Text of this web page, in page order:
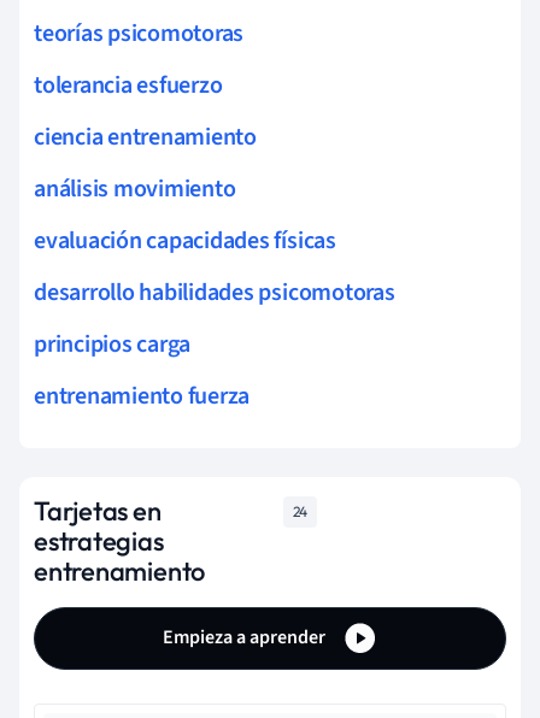
teorías psicomotoras
tolerancia esfuerzo
ciencia entrenamiento
análisis movimiento
evaluación capacidades físicas
desarrollo habilidades psicomotoras
principios carga
entrenamiento fuerza
Tarjetas en
estrategias
entrenamiento
24
Empieza a aprender